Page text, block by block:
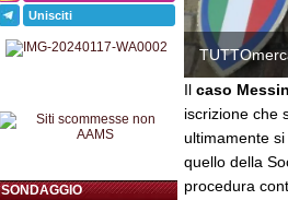
Unisciti
SONDAGGIO
Il caso
iscrizione che
ultimamente
quello della
procedura